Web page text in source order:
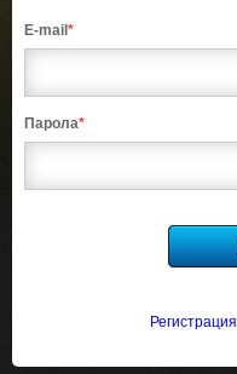
Е-mail *
Парола*
Регистрация